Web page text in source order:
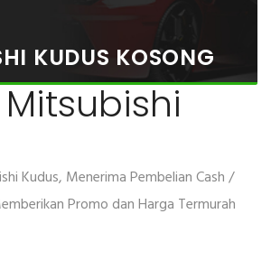
KUDUS KOSONG
Kudus, Menerima Pembelian Cash /
Promo dan Harga Termurah